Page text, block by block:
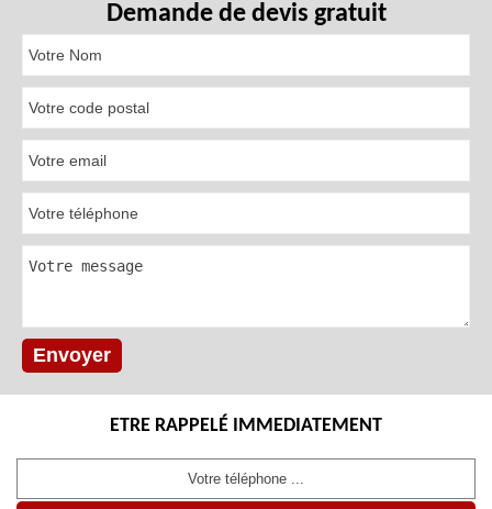
Demande de devis gratuit
ETRE RAPPELÉ IMMEDIATEMENT